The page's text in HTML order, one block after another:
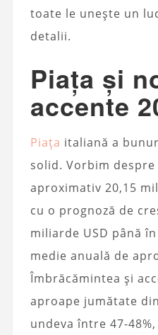
toate le unește un
detalii.
Piața și
accente
Piața italiană a
solid. Vorbim
aproximativ 20,15
cu o prognoză de
miliarde USD până
medie anuală de
Îmbrăcămintea și
aproape jumătate
undeva între 47-